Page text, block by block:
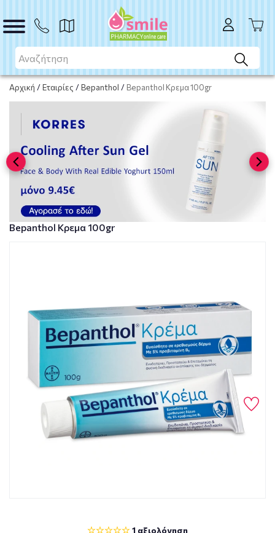
Αρχική /Εταιρίες /Bepanthol / Bepanthol Κρεμα 100gr
ΑΓΟΡΑ
Bepanthol Κρεμα 100gr
1 αξιολόγηση